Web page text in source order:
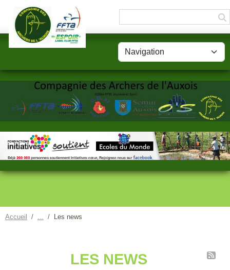
Accueil Les news
LES NEWS
Panneau de gestion des cookies